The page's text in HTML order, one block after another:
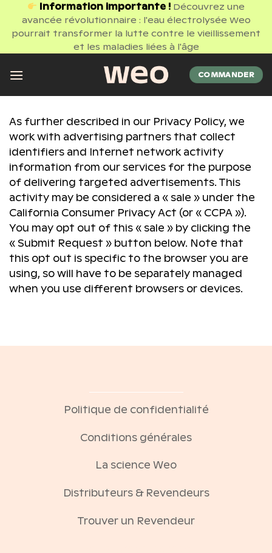
Passer
contenu
Information importante ! Découvrez une
avancée révolutionnaire : l'eau électrolysée Weo
pourrait transformer la lutte contre le vieillissement
et les maladies liées à l'âge
COMMANDER
As further described in our Privacy Policy, we
work with advertising partners that collect
identifiers and Internet network activity
information from our services for the purpose
of delivering targeted advertisements. This
activity may be considered a « sale » under the
California Consumer Privacy Act (or « CCPA »).
You may opt out of this « sale » by clicking the
« Submit Request » button below. Note that
this opt out is specific to the browser you are
using, so will have to be separately managed
when you use different browsers or devices.
Politique de confidentialité
Conditions générales
La science Weo
Distributeurs & Revendeurs
Trouver un Revendeur